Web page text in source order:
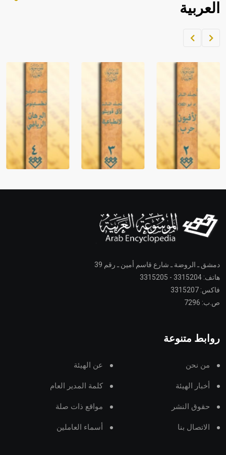
العربية
دمشق ـ الروضة ـ شارع قاسم أمين ـ رقم 39
هاتف: 3315204 - 3315205
فاكس: 3315207
ص.ب: 7296
روابط متنوعة
من نحن عن الهيئة
أخبار الهيئة كلمة المدير العام
حقوق النشر مواقع ذات صلة
الاتصال بنا أسماء العاملين